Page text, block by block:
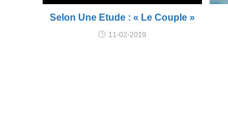
Selon Une Etude : « Le Couple »
11-02-2019